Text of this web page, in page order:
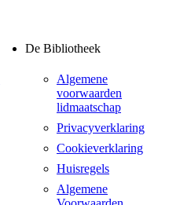
De Bibliotheek
Algemene
voorwaarden
lidmaatschap
Privacyverklaring
Cookieverklaring
Huisregels
Algemene